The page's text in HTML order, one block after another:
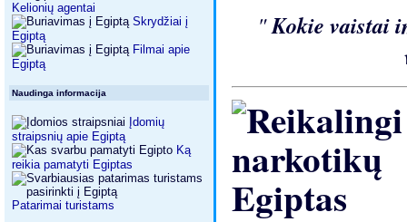
Kelionių agentai
Skrydžiai į
Egiptą
Filmai apie
Egiptą
Naudinga informacija
Įdomių
straipsnių apie Egiptą
Ką
reikia pamatyti Egiptas
Patarimai turistams
"Kokie vaistai